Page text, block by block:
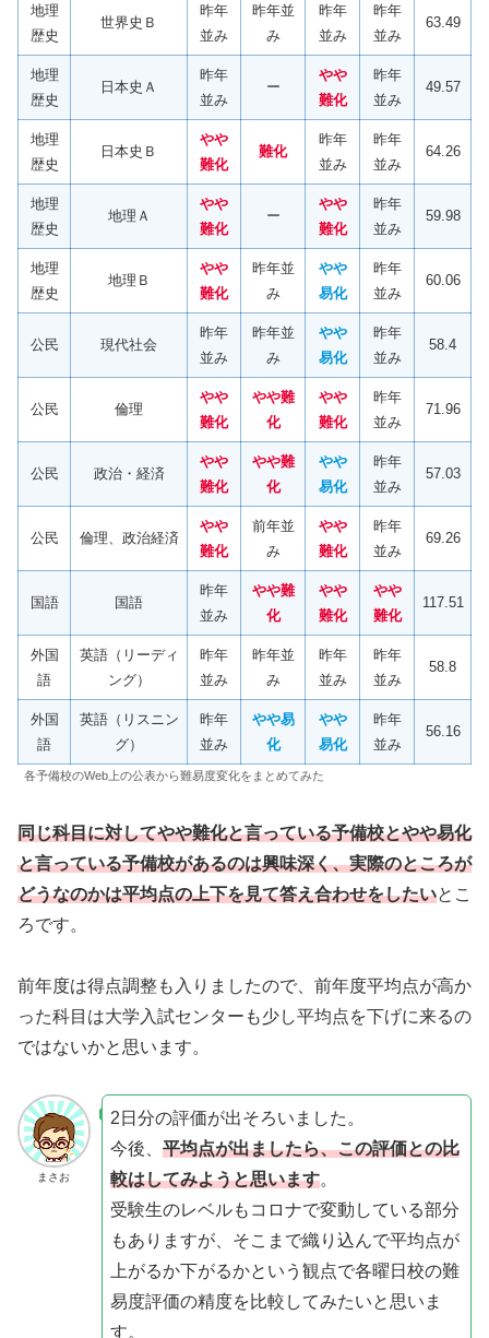
地理
歴史
世界史Ｂ
昨年
並み
昨年並
み
昨年
並み
昨年
並み
63.49
地理
歴史
日本史Ａ
昨年
並み
ー
やや
難化
昨年
並み
49.57
地理
歴史
日本史Ｂ
やや
難化
難化
昨年
並み
昨年
並み
64.26
地理
歴史
地理Ａ
やや
難化
ー
やや
難化
昨年
並み
59.98
地理
歴史
地理Ｂ
やや
難化
昨年並
み
やや
易化
昨年
並み
60.06
公民 現代社会
昨年
並み
昨年並
み
やや
易化
昨年
並み
58.4
公民 倫理
やや
難化
やや難
化
やや
難化
昨年
並み
71.96
公民 政治・経済
やや
難化
やや難
化
やや
易化
昨年
並み
57.03
公民 倫理、政治経済
やや
難化
前年並
み
やや
難化
昨年
並み
69.26
国語 国語
昨年
並み
やや難
化
やや
難化
やや
難化
117.51
外国
語
英語（リーディ
ング）
昨年
並み
昨年並
み
昨年
並み
昨年
並み
58.8
外国
語
英語（リスニン
グ）
昨年
並み
やや易
化
やや
易化
昨年
並み
56.16
各予備校のWeb上の公表から難易度変化をまとめてみた
同じ科目に対してやや難化と言っている予備校とやや易化
と言っている予備校があるのは興味深く、実際のところが
どうなのかは平均点の上下を見て答え合わせをしたいとこ
ろです。
前年度は得点調整も入りましたので、前年度平均点が高か
った科目は大学入試センターも少し平均点を下げに来るの
ではないかと思います。
まさお
2日分の評価が出そろいました。
今後、 平均点が出ましたら、この評価との比
較はしてみようと思います。
受験生のレベルもコロナで変動している部分
もありますが、そこまで織り込んで平均点が
上がるか下がるかという観点で各曜日校の難
易度評価の精度を比較してみたいと思いま
す。